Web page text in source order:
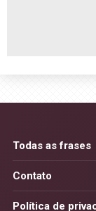
Todas as frases
Contato
Política de